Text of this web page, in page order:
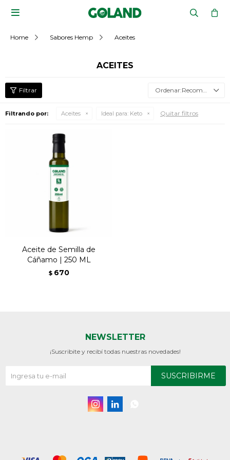

Home Sabores Hemp Aceites
ACEITES
Recomendados
Filtrando por: Aceites Ideal para: Keto Quitar filtros
Aceite de Semilla de
Cáñamo | 250 ML
$ 670
NEWSLETTER
¡Suscribite y recibí todas nuestras novedades!
SUSCRIBIRME
 